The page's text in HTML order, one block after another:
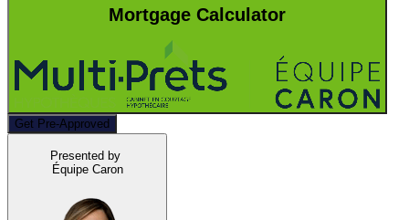
Mortgage Calculator
Get Pre-Approved
Presented by
Équipe Caron